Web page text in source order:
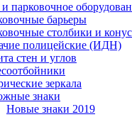
парковочное
барьеры
столбики и
полицейские (ИДН)
стен и углов
зеркала
знаки
Новые знаки 2019